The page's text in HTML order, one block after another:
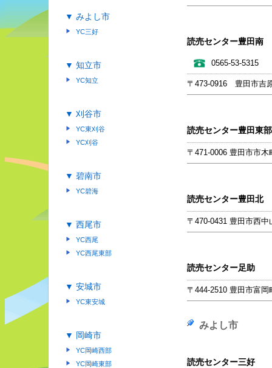
▼ みよし市
YC三好
▼ 知立市
YC知立
▼ 刈谷市
YC東刈谷
YC刈谷
▼ 碧南市
YC碧海
▼ 西尾市
YC西尾
YC西尾東部
▼ 安城市
YC東安城
▼ 岡崎市
YC岡崎西部
YC岡崎東部
読売センター豊田南
0565-53-5315
〒473-0916 豊田市吉
読売センター豊田東部
〒471-0006 豊田市市木
読売センター豊田北
〒470-0431 豊田市西中
読売センター足助
〒444-2510 豊田市富岡
みよし市
読売センター三好